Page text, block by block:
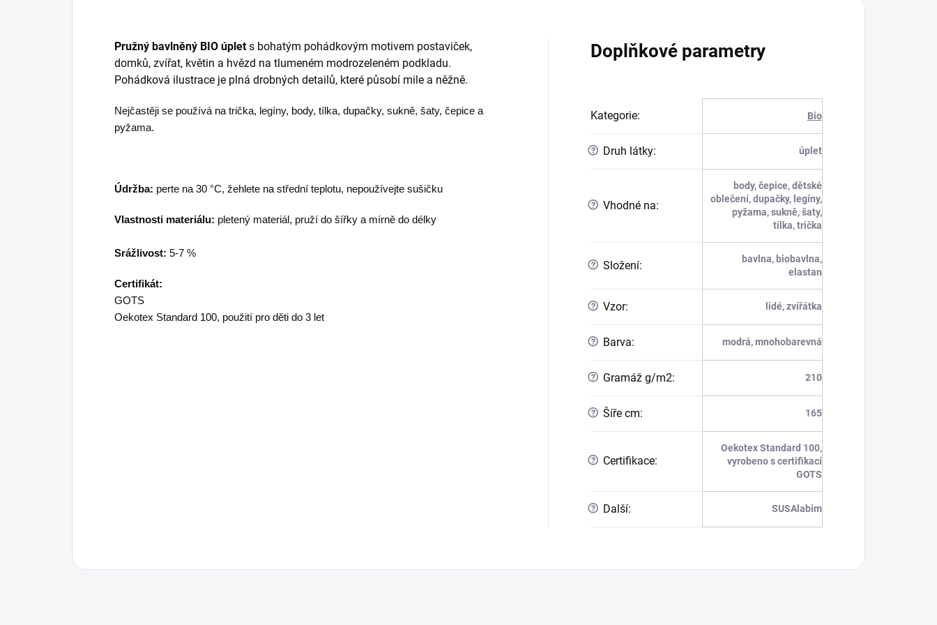
Pružný bavlněný BIO úplets bohatým pohádkovým motivem postaviček,
domků, zvířat, květin a hvězd na tlumeném modrozeleném podkladu.
Pohádková ilustrace je plná drobných detailů, které působí mile a něžně.
Nejčastěji se používá na trička, legíny, body, tílka, dupačky, sukně, šaty, čepice a
pyžama.
Údržba: perte na 30 °C, žehlete na střední teplotu, nepoužívejte sušičku
Vlastnosti materiálu: pletený materiál, pruží do šířky a mírně do délky
Srážlivost: 5-7 %
Certifikát:
GOTS
Oekotex Standard 100, použití pro děti do 3 let
Doplňkové parametry
Kategorie: Bio
? Druh látky: úplet
? Vhodné na:
body, čepice, dětské
oblečení, dupačky, legíny,
pyžama, sukně, šaty,
tílka, trička
? Složení:
bavlna, biobavlna,
elastan
? Vzor: lidé, zvířátka
? Barva: modrá, mnohobarevná
? Gramáž g/m2: 210
? Šíře cm: 165
? Certifikace:
Oekotex Standard 100,
vyrobeno s certifikací
GOTS
? Další: SUSAlabim